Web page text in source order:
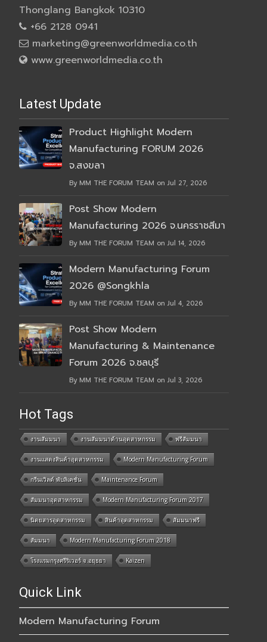
Thonglang Bangkok 10310
+66 2128 0941
marketing@greenworldmedia.co.th
www.greenworldmedia.co.th
Latest Update
Product Highlight Modern
Manufacturing FORUM 2026
จ.สงขลา
By MM THE FORUM TEAM on Jul 27, 2026
Post Show Modern
Manufacturing 2026 จ.นครราชสีมา
By MM THE FORUM TEAM on Jul 14, 2026
Modern Manufacturing Forum
2026 @Songkhla
By MM THE FORUM TEAM on Jul 4, 2026
Post Show Modern
Manufacturing & Maintenance
Forum 2026 จ.ชลบุรี
By MM THE FORUM TEAM on Jul 3, 2026
Hot Tags
งานสัมมนา งานสัมมนาด้านอุตสาหกรรม ฟรีสัมมนา
งานแสดงสินค้าอุตสาหกรรม Modern Manufacturing Forum
กรีนเวิลด์ พับลิเคชั่น Maintenance Forum
สัมมนาอุตสาหกรรม Modern Manufacturing Forum 2017
นิตยสารอุตสาหกรรม สินค้าอุตสาหกรรม สัมมนาฟรี
สัมมนา Modern Manufacturing Forum 2018
โรงแรมกรุงศรีริเวอร์ จ.อยุธยา Kaizen
Quick Link
Modern Manufacturing Forum